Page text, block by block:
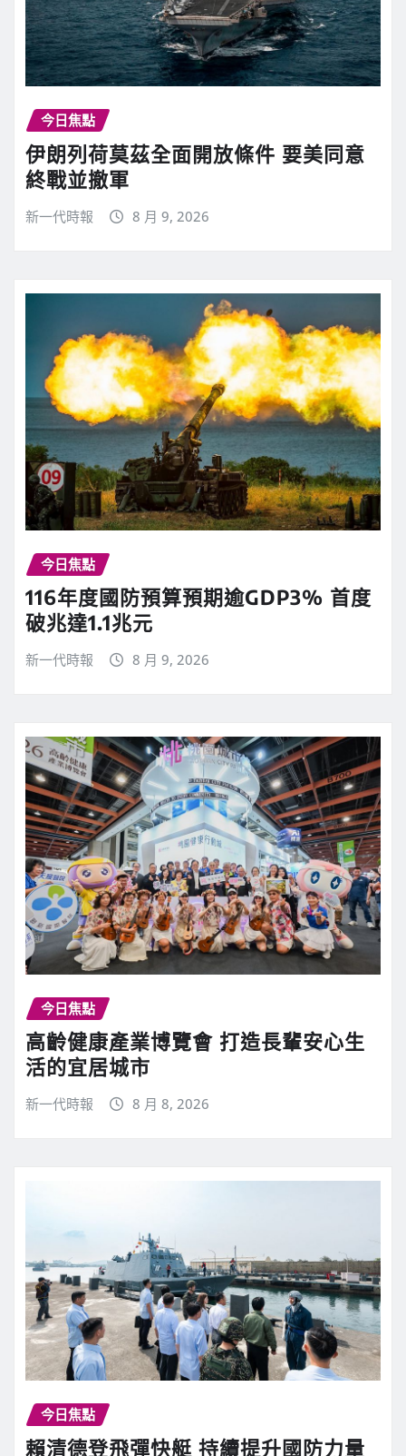
今日焦點
伊朗列荷莫茲全面開放條件 要美同意
終戰並撤軍
新一代時報 8 月 9, 2026
今日焦點
116年度國防預算預期逾GDP3% 首度
破兆達1.1兆元
新一代時報 8 月 9, 2026
今日焦點
高齡健康產業博覽會 打造長輩安心生
活的宜居城市
新一代時報 8 月 8, 2026
今日焦點
賴清德登飛彈快艇 持續提升國防力量